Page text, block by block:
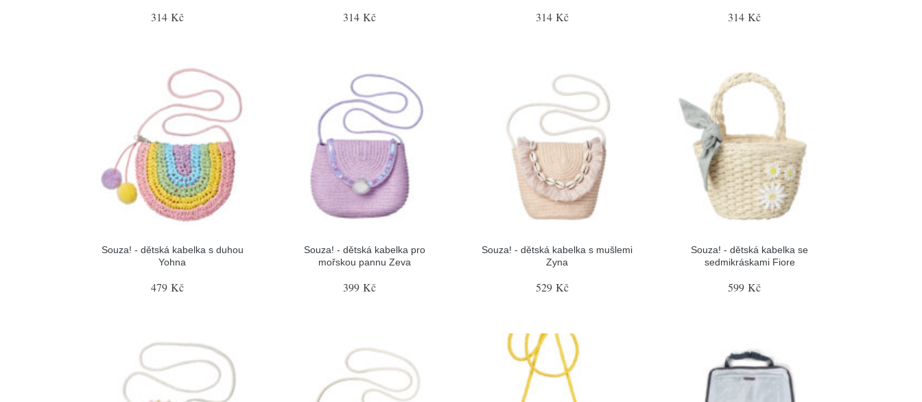
314 Kč 314 Kč 314 Kč 314 Kč
Souza! - dětská kabelka s duhou
Yohna
479 Kč
Souza! - dětská kabelka pro
mořskou pannu Zeva
399 Kč
Souza! - dětská kabelka s mušlemi
Zyna
529 Kč
Souza! - dětská kabelka se
sedmikráskami Fiore
599 Kč